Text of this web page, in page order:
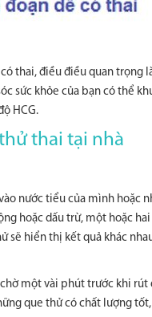
thai, điều điều quan trọng
sức khỏe của bạn có thể
HCG.
thai tại nhà
nước tiểu của mình hoặc
hoặc dấu trừ, một hoặc hai
sẽ hiển thị kết quả khác
một vài phút trước khi
que thử có chất lượng